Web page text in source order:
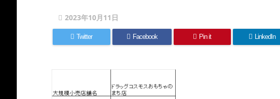
2023年10月11日
Twitter Facebook Pin it LinkedIn